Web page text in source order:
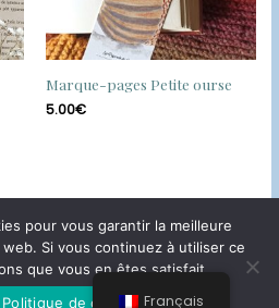
Marque-pages Petite ourse
5.00€
de Cyn | Powered by
de Cyn
Français
pour vous garantir la meilleure
Si vous continuez à utiliser ce
que vous en êtes satisfait.
Politique de confidentialité